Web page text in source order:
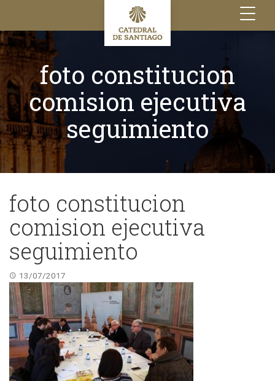
Toggle
navigation
foto constitucion
comision ejecutiva
seguimiento
foto constitucion
comision ejecutiva
seguimiento
13/07/2017